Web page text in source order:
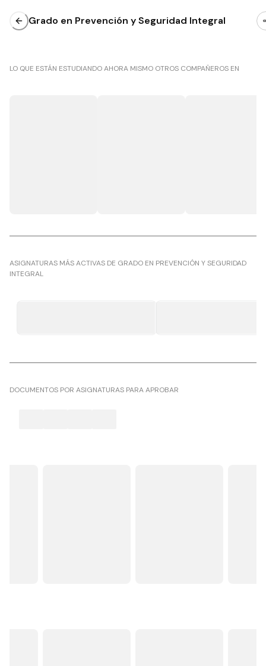
Grado en Prevención y Seguridad Integral
LO QUE ESTÁN ESTUDIANDO AHORA MISMO OTROS COMPAÑEROS EN
ASIGNATURAS MÁS ACTIVAS DE GRADO EN PREVENCIÓN Y SEGURIDAD
INTEGRAL
DOCUMENTOS POR ASIGNATURAS PARA APROBAR